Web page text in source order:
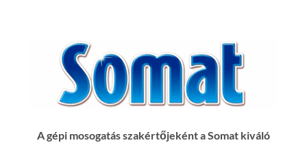
A gépi mosogatás szakértőjeként a Somat kiváló